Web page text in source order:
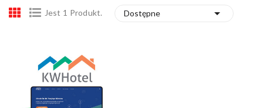
Jest 1 Produkt. Dostępne 